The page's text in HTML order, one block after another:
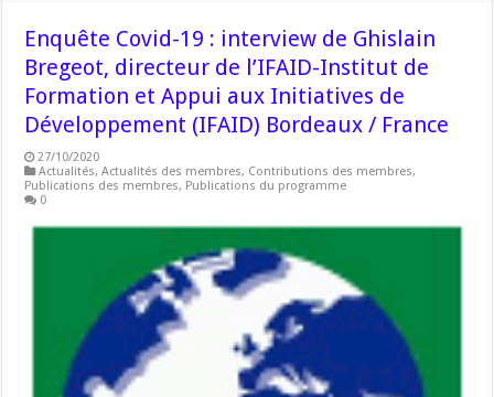
Enquête Covid-19 : interview de Ghislain
Bregeot, directeur de l’IFAID-Institut de
Formation et Appui aux Initiatives de
Développement (IFAID) Bordeaux / France
27/10/2020
Actualités,Actualités des membres, Contributions des membres,
Publications des membres, Publications du programme
0